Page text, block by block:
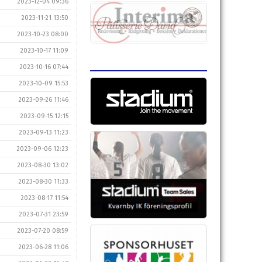
2023-11-21 13:50
2023-10-23 08:00
2023-10-17 11:09
2023-10-16 07:44
2023-10-09 15:53
2023-09-26 11:46
2023-09-15 12:15
2023-09-13 11:23
2023-09-06 12:23
2023-08-30 13:02
2023-08-30 11:33
2023-08-17 11:54
2023-07-31 23:59
2023-07-20 08:59
2023-06-28 11:06